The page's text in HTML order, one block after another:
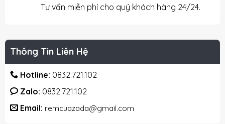
Tư vấn miễn phí cho quý khách hàng 24/24.
Thông Tin Liên Hệ
Hotline: 0832.721.102
Zalo: 0832.721.102
Email: remcuazada@gmail.com